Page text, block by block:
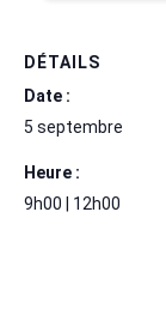
DÉTAILS
Date :
5 septembre
Heure :
9h00 | 12h00